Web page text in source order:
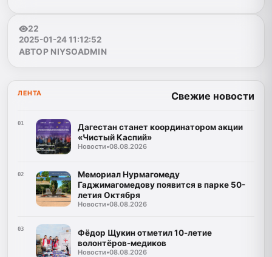
22
2025-01-24 11:12:52
АВТОР NIYSOADMIN
ЛЕНТА Свежие новости
01
Дагестан станет координатором акции
«Чистый Каспий»
Новости•08.08.2026
02
Мемориал Нурмагомеду
Гаджимагомедову появится в парке 50-
летия Октября
Новости•08.08.2026
03
Фёдор Щукин отметил 10-летие
волонтёров-медиков
Новости•08.08.2026